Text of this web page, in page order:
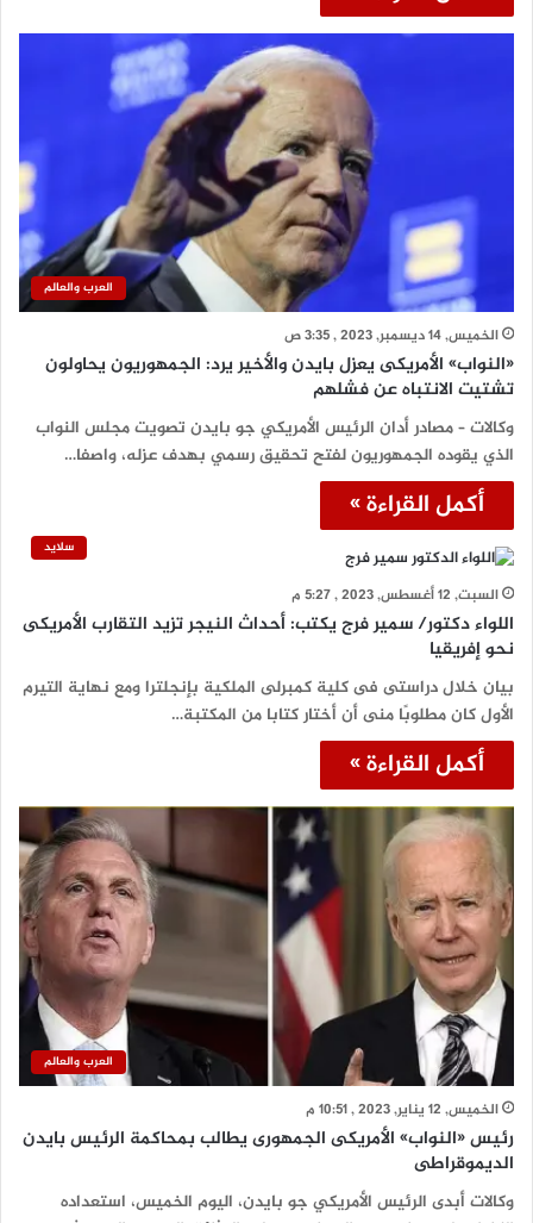
العرب والعالم
الخميس, 14 ديسمبر, 2023 , 3:35 ص
«النواب» الأمريكى يعزل بايدن والأخير يرد: الجمهوريون يحاولون
تشتيت الانتباه عن فشلهم
وكالات – مصادر أدان الرئيس الأمريكي جو بايدن تصويت مجلس النواب
الذي يقوده الجمهوريون لفتح تحقيق رسمي بهدف عزله، واصفا…
أكمل القراءة »
سلايد
السبت, 12 أغسطس, 2023 , 5:27 م
اللواء دكتور/ سمير فرج يكتب: أحداث النيجر تزيد التقارب الأمريكى
نحو إفريقيا
بيان خلال دراستى فى كلية كمبرلى الملكية بإنجلترا ومع نهاية التيرم
الأول كان مطلوبًا منى أن أختار كتابا من المكتبة…
أكمل القراءة »
العرب والعالم
الخميس, 12 يناير, 2023 , 10:51 م
رئيس «النواب» الأمريكى الجمهورى يطالب بمحاكمة الرئيس بايدن
الديموقراطى
وكالات أبدى الرئيس الأمريكي جو بايدن، اليوم الخميس، استعداده